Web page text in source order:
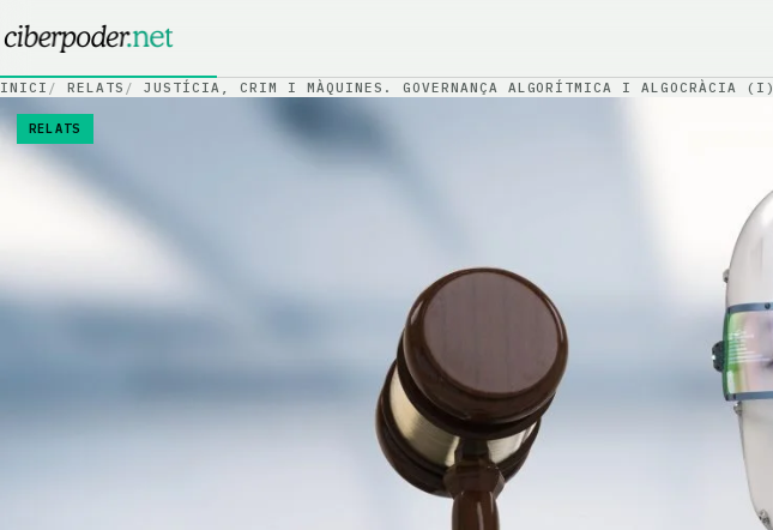
INICI RELATS JUSTÍCIA, CRIM I MÀQUINES. GOVERNANÇA ALGORÍTMICA I ALGOCRÀCIA (I)
RELATS